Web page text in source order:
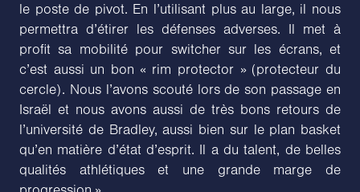
le poste de pivot. En l’utilisant plus au large, il nous
permettra d’étirer les défenses adverses. Il met à
profit sa mobilité pour switcher sur les écrans, et
c’est aussi un bon « rim protector » (protecteur du
cercle). Nous l’avons scouté lors de son passage en
Israël et nous avons aussi de très bons retours de
l’université de Bradley, aussi bien sur le plan basket
qu’en matière d’état d’esprit. Il a du talent, de belles
qualités athlétiques et une grande marge de